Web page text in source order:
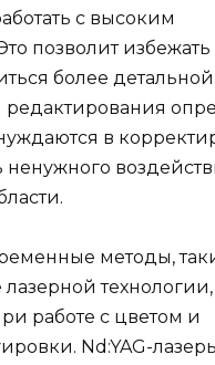
с высоким
позволит избежать
более
в
ненужного
методы,
технологии,
работе с цветом и
Nd:YAG-